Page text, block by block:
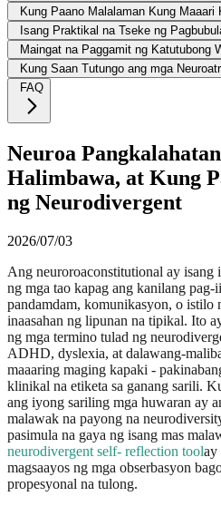
Kung Paano Malalaman Kung Maaari
Isang Praktikal na Tseke ng
Maingat na Paggamit ng Katutubong
Kung Saan Tutungo ang mga
FAQ
Neuroa
Halimbawa, at Kung
ng Neurodivergent
2026/07/03
Ang neuroroaconstitutional ay isang
ng mga tao kapag ang kanilang pag-
pandamdam, komunikasyon, o istilo
inaasahan ng lipunan na tipikal. Ito
ng mga termino tulad ng
ADHD, dyslexia, at dalawang-
maaaring maging kapaki -
klinikal na etiketa sa ganang sarili.
ang iyong sariling mga huwaran ay
malawak na payong na
pasimula na gaya ng isang mas
neurodivergent self- reflection toolay
magsaayos ng mga obserbasyon
propesyonal na tulong.